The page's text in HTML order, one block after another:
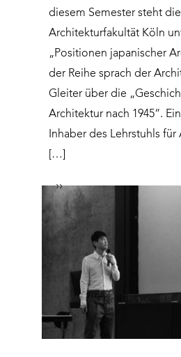
diesem Semester steht
Architekturfakultät Köln
„Positionen japanischer
der Reihe sprach der
Gleiter über die
Architektur nach 1945“.
Inhaber des Lehrstuhls
[…]
››